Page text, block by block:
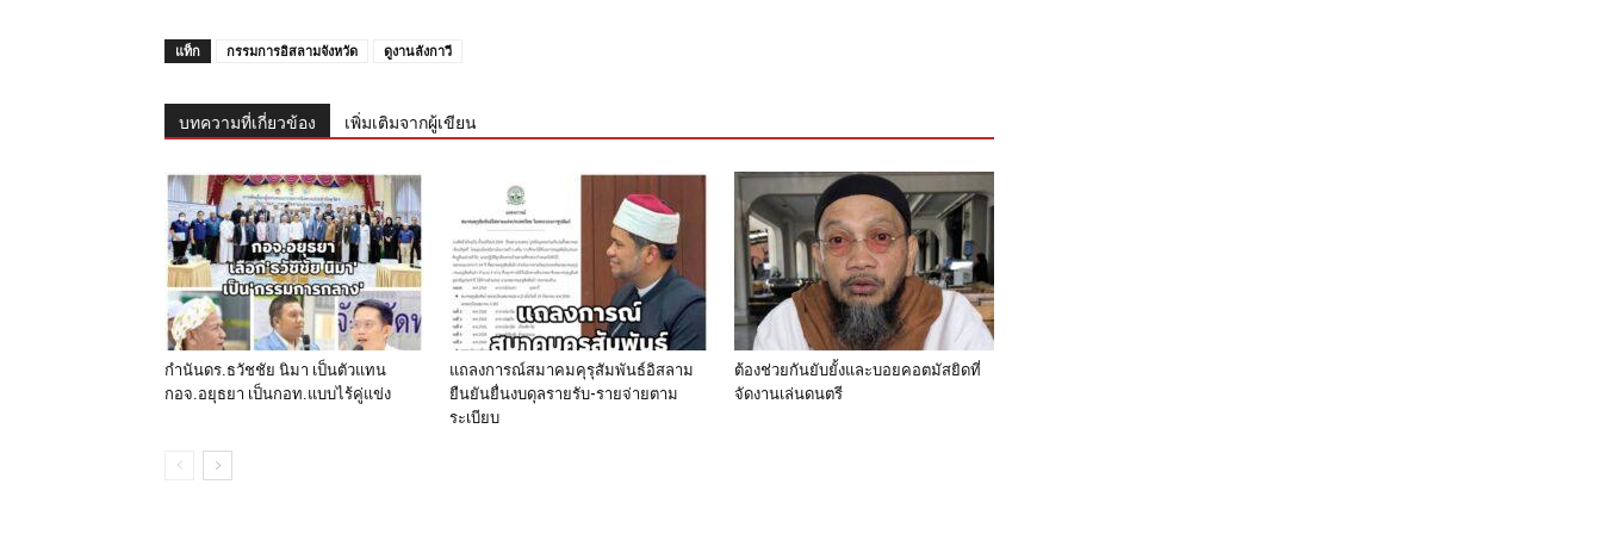
แท็ก กรรมการอิสลามจังหวัด ดูงานลังกาวี
บทความที่เกี่ยวข้อง เพิ่มเติมจากผู้เขียน
กำนันดร.ธวัชชัย นิมา เป็นตัวแทน
กอจ.อยุธยา เป็นกอท.แบบไร้คู่แข่ง
แถลงการณ์สมาคมคุรุสัมพันธ์อิสลาม
ยืนยันยื่นงบดุลรายรับ-รายจ่ายตาม
ระเบียบ
ต้องช่วยกันยับยั้งและบอยคอตมัสยิดที่
จัดงานเล่นดนตรี